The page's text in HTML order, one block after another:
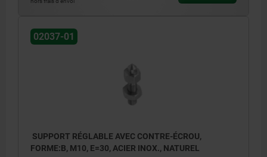
1) Contre-écrou
02037-01
SUPPORT RÉGLABLE AVEC CONTRE-ÉCROU,
FORME:B, M10, E=30, ACIER INOX., NATUREL